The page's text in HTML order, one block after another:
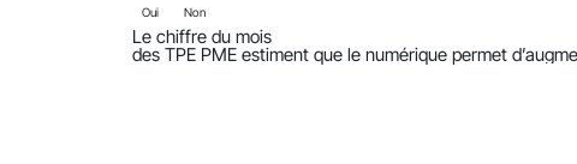
Oui Non
Le chiffre du mois
des TPE PME estiment que le numérique permet